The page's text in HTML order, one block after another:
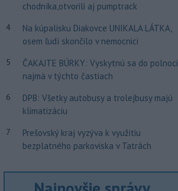
chodníka,otvorili aj pumptrack
4
Na kúpalisku Diakovce UNIKALA LÁTKA,
osem ľudí skončilo v nemocnici
5
ČAKAJTE BÚRKY: Vyskytnú sa do polnoci
najmä v týchto častiach
6
DPB: Všetky autobusy a trolejbusy majú
klimatizáciu
7
Prešovský kraj vyzýva k využitiu
bezplatného parkoviska v Tatrách